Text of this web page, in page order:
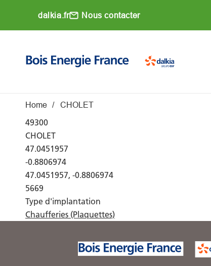
dalkia.fr Nous contacter
Fil d'Ariane
Home CHOLET
49300
CHOLET
47.0451957
-0.8806974
47.0451957, -0.8806974
5669
Type d'implantation
Chaufferies (Plaquettes)